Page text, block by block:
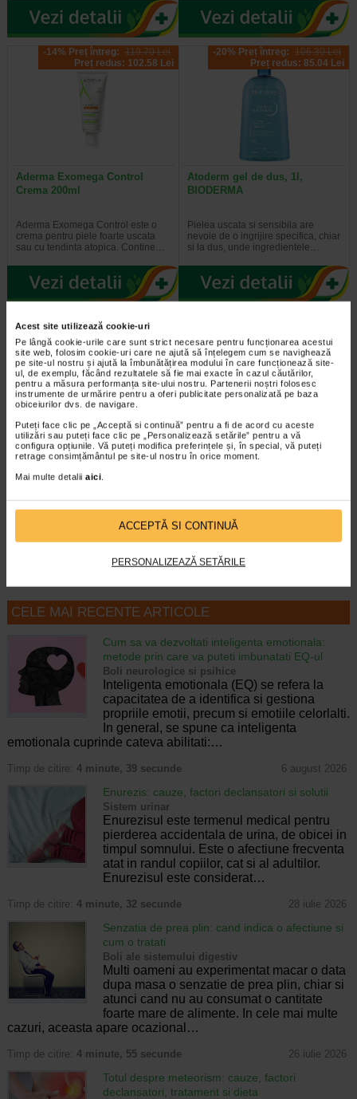
Acest site utilizează cookie-uri
Pe lângă cookie-urile care sunt strict necesare pentru funcționarea acestui
site web, folosim cookie-uri care ne ajută să înțelegem cum se navighează
pe site-ul nostru și ajută la îmbunătățirea modului în care funcționează site-
ul, de exemplu, făcând rezultatele să fie mai exacte în cazul căutărilor,
pentru a măsura performanța site-ului nostru. Partenerii noștri folosesc
instrumente de urmărire pentru a oferi publicitate personalizată pe baza
obiceiurilor dvs. de navigare.
Puteți face clic pe „Acceptă si continuă” pentru a fi de acord cu aceste
utilizări sau puteți face clic pe „Personalizează setările” pentru a vă
configura opțiunile. Vă puteți modifica preferințele și, în special, vă puteți
retrage consimțământul pe site-ul nostru în orice moment.
Mai multe detalii aici.
ACCEPTĂ SI CONTINUĂ
PERSONALIZEAZĂ SETĂRILE
-14% Preț întreg: 119.70 Lei
Preț redus: 102.58 Lei
Aderma Exomega Control
Crema 200ml
Aderma Exomega Control este o
crema pentru piele foarte uscata
sau cu tendinta atopica. Contine…
-20% Preț întreg: 106.30 Lei
Preț redus: 85.04 Lei
Atoderm gel de dus, 1l,
BIODERMA
Pielea uscata si sensibila are
nevoie de o ingrijire specifica, chiar
si la dus, unde ingredientele…
Preț redus: 41.34 Lei
Crema reparatoare Cicabio
Creme+, 40 ml, BIODERMA
ultra-reparator care calmeaza si
previne cicatricile. Poate fi folosit…
Avene Xeracalm A.D. ulei de
dus X 400 ml
de curatare special creat pentru
pielea uscata a sugarilor, copiilor…
CELE MAI RECENTE ARTICOLE
Cum sa va dezvoltati inteligenta emotionala:
metode prin care va puteti imbunatati EQ-ul
Boli neurologice si psihice
Inteligenta emotionala (EQ) se refera la
capacitatea de a identifica si gestiona
propriile emotii, precum si emotiile celorlalti.
In general, se spune ca inteligenta
emotionala cuprinde cateva abilitati:…
Timp de citire: 4 minute, 39 secunde 6 august 2026
Enurezis: cauze, factori declansatori si solutii
Sistem urinar
Enurezisul este termenul medical pentru
pierderea accidentala de urina, de obicei in
timpul somnului. Este o afectiune frecventa
atat in randul copiilor, cat si al adultilor.
Enurezisul este considerat…
Timp de citire: 4 minute, 32 secunde 28 iulie 2026
Senzatia de prea plin: cand indica o afectiune si
cum o tratati
Boli ale sistemului digestiv
Multi oameni au experimentat macar o data
dupa masa o senzatie de prea plin, chiar si
atunci cand nu au consumat o cantitate
foarte mare de alimente. In cele mai multe
cazuri, aceasta apare ocazional…
Timp de citire: 4 minute, 55 secunde 26 iulie 2026
Totul despre meteorism: cauze, factori
declansatori, tratament si dieta